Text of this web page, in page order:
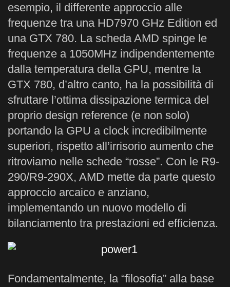
esempio, il differente approccio alle
frequenze tra una HD7970 GHz Edition ed
una GTX 780. La scheda AMD spinge le
frequenze a 1050MHz indipendentemente
dalla temperatura della GPU, mentre la
GTX 780, d’altro canto, ha la possibilità di
sfruttare l’ottima dissipazione termica del
proprio design reference (e non solo)
portando la GPU a clock incredibilmente
superiori, rispetto all’irrisorio aumento che
ritroviamo nelle schede “rosse”. Con le R9-
290/R9-290X, AMD mette da parte questo
approccio arcaico e anziano,
implementando un nuovo modello di
bilanciamento tra prestazioni ed efficienza.
Fondamentalmente, la “filosofia” alla base